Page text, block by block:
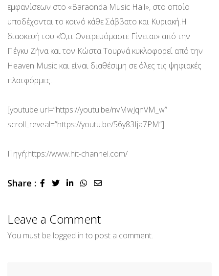
εμφανίσεων στο «Baraonda Music Hall», στο οποίο
υποδέχονται το κοινό κάθε Σάββατο και Κυριακή.Η
διασκευή του «Ό,τι Ονειρευόμαστε Γίνεται» από την
Πέγκυ Ζήνα και τον Κώστα Τουρνά κυκλοφορεί από την
Heaven Music και είναι διαθέσιμη σε όλες τις ψηφιακές
πλατφόρμες.
[youtube url=”https://youtu.be/nvMwJqnVM_w”
scroll_reveal=”https://youtu.be/56y83Ija7PM”]
Πηγή:https://www.hit-channel.com/
Share : LinkedInWhatsapp
Share
Leave a Comment
You must be logged in to post a comment.